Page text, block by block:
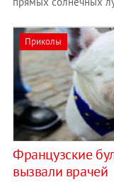
Приколы
Французские
вызвали врачей